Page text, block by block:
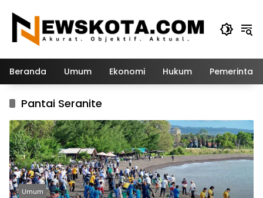
konten
Beranda Umum Ekonomi Hukum
Pantai Seranite
Umum